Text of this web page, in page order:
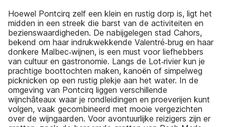
Hoewel Pontcirq zelf een klein en rustig dorp is, ligt het
midden in een streek die barst van de activiteiten en
bezienswaardigheden. De nabijgelegen stad Cahors,
bekend om haar indrukwekkende Valentré‑brug en haar
donkere Malbec‑wijnen, is een must voor liefhebbers
van cultuur en gastronomie. Langs de Lot‑rivier kun je
prachtige boottochten maken, kanoën of simpelweg
picknicken op een rustig plekje aan het water. In de
omgeving van Pontcirq liggen verschillende
wijnchâteaux waar je rondleidingen en proeverijen kunt
volgen, vaak gecombineerd met mooie vergezichten
over de wijngaarden. Voor avontuurlijke reizigers zijn er